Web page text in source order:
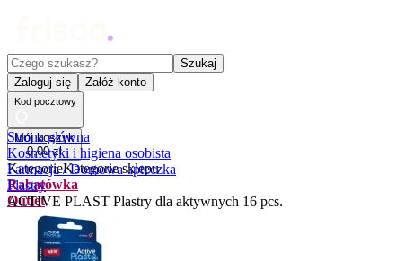
Czego szukasz?
Szukaj
Zaloguj się
Załóż konto
Kod pocztowy
Mój koszyk
0,00 zł
KategorieKategorie sklepu
Rabatówka
Outlet
Promocje
Nowości
Kupony
Strona główna
Kosmetyki i higiena osobista
Farmacja / Domowa apteczka
Plastry
ACTIVE PLAST Plastry dla aktywnych 16 pcs.